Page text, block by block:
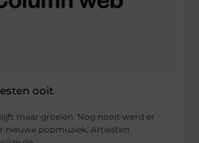
ooit
maar groeien. Nog nooit werd er
nieuwe popmuziek. Artiesten